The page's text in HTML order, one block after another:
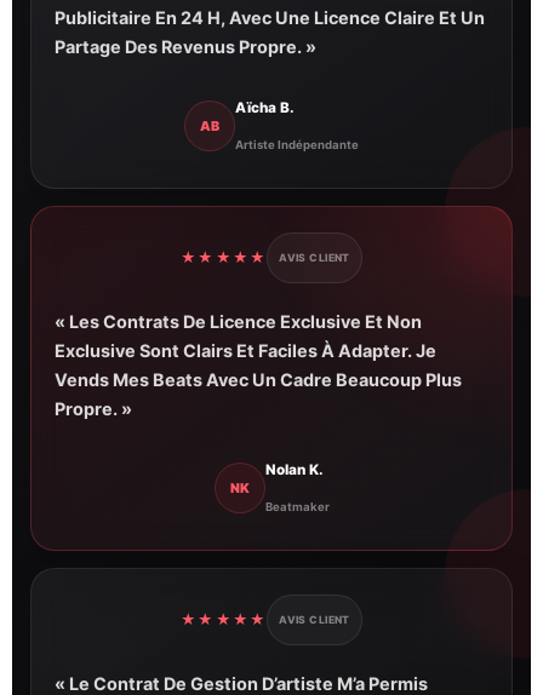
Publicitaire En 24 H, Avec Une Licence Claire Et Un
Partage Des Revenus Propre. »
AB
Aïcha B.
Artiste Indépendante
★★★★★ AVIS CLIENT
« Les Contrats De Licence Exclusive Et Non
Exclusive Sont Clairs Et Faciles À Adapter. Je
Vends Mes Beats Avec Un Cadre Beaucoup Plus
Propre. »
NK
Nolan K.
Beatmaker
★★★★★ AVIS CLIENT
« Le Contrat De Gestion D’artiste M’a Permis